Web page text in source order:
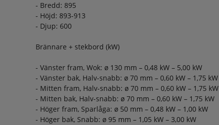
- Bredd: 895
- Höjd: 893-913
- Djup: 600
Brännare + stekbord (kW)
- Vänster fram, Wok: ø 130 mm – 0,48 kW – 5,00 kW
- Vänster bak, Halv-snabb: ø 70 mm – 0,60 kW – 1,75 kW
- Mitten fram, Halv-snabb: ø 70 mm – 0,60 kW – 1,75 kW
- Mitten bak, Halv-snabb: ø 70 mm – 0,60 kW – 1,75 kW
- Höger fram, Sparlåga: ø 50 mm – 0,48 kW – 1,00 kW
- Höger bak, Snabb: ø 95 mm – 1,05 kW – 3,00 kW